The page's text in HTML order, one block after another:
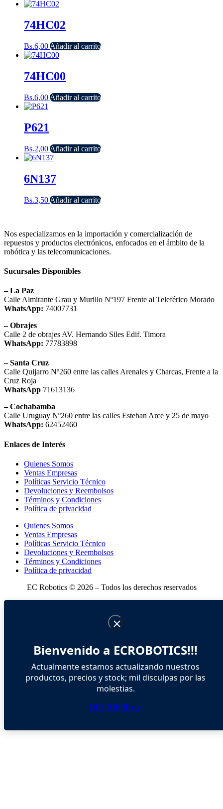
74HC02
Bs.6,00Añadir al carrito
74HC00
Bs.6,00Añadir al carrito
P621
Bs.2,00Añadir al carrito
6N137
Bs.3,50Añadir al carrito
Nos especializamos en la importación y comercialización de
repuestos y productos electrónicos, enfocados en el ámbito de la
robótica y las telecomunicaciones.
Sucursales Disponibles
– La Paz
Calle Almirante Grau y Murillo Nº197 Frente al Teleférico Morado
WhatsApp: 74007731
– Obrajes
Calle 2 de obrajes AV. Hernando Siles Edif. Timora
WhatsApp: 77783898
– Santa Cruz
Calle Quijarro Nº260 entre las calles Arenales y Charcas, Frente a la
Cruz Roja
WhatsApp 71613136
– Cochabamba
Calle Uruguay Nº260 entre las calles Esteban Arce y 25 de mayo
WhatsApp: 62452460
Enlaces de Interés
Quienes Somos
Ventas Empresas
Políticas Servicio Técnico
Devoluciones y Reembolsos
Términos y Condiciones
Política de privacidad
Quienes Somos
Ventas Empresas
Políticas Servicio Técnico
Devoluciones y Reembolsos
Términos y Condiciones
Política de privacidad
EC Robotics © 2026 – Todos los derechos reservados
Bienvenido a ECROBOTICS!!!
Actualmente estamos actualizando nuestros
productos, precios y stock; mil disculpas por las
molestias.
DESCUBRE 👉